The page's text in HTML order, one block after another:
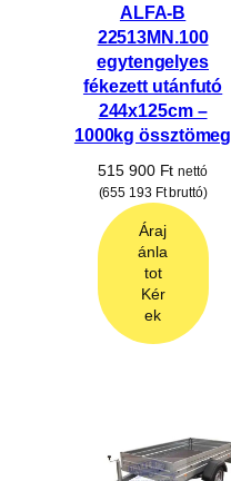
ALFA-B
22513MN.100
egytengelyes
fékezett utánfutó
244x125cm –
1000kg össztömeg
515 900 Ft nettó
(655 193 Ftbruttó)
Áraj
ánla
tot
Kér
ek